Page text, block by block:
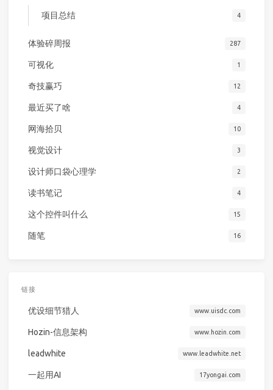
项目总结 4
体验碎周报 287
可视化 1
奇技赢巧 12
最近买了啥 4
网海拾贝 10
视觉设计 3
设计师口袋心理学 2
读书笔记 4
这个控件叫什么 15
随笔 16
链接
优设细节猎人 www.uisdc.com
Hozin-信息架构 www.hozin.com
leadwhite www.leadwhite.net
一起用AI 17yongai.com